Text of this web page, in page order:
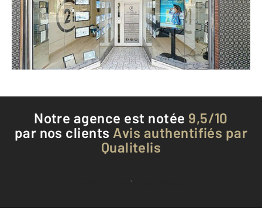
Envoyer un message
Téléphoner à l'agence
Notre agence est notée 9,5/10
par nos clients Avis authentifiés par
Qualitelis
Voir tous les avis clients